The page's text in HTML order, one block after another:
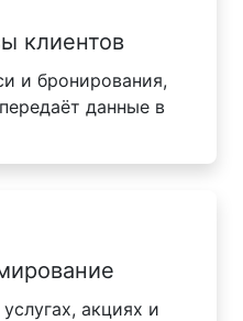
клиентов
и бронирования,
данные в
акциях и